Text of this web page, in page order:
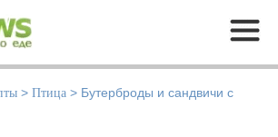
Меню
> Птица > Бутерброды и сандвичи с